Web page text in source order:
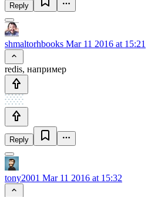
Reply
shmaltorhbooks Mar 11 2016 at 15:21
redis, например
Reply
tony2001 Mar 11 2016 at 15:32